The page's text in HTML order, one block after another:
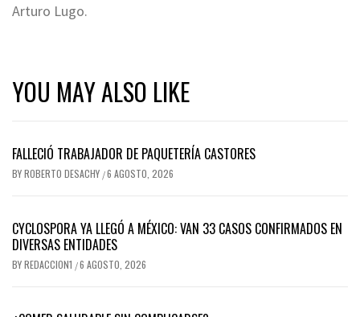
Arturo Lugo.
YOU MAY ALSO LIKE
FALLECIÓ TRABAJADOR DE PAQUETERÍA CASTORES
BYROBERTO DESACHY /6 AGOSTO, 2026
CYCLOSPORA YA LLEGÓ A MÉXICO: VAN 33 CASOS CONFIRMADOS EN
DIVERSAS ENTIDADES
BYREDACCION1 /6 AGOSTO, 2026